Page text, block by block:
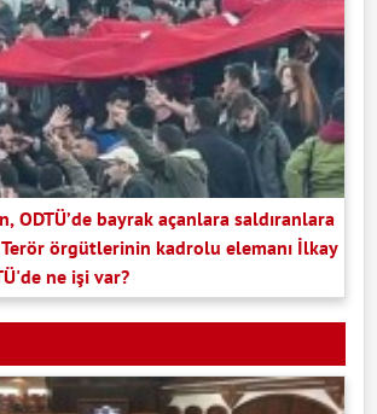
ODTÜ’de bayrak açanlara saldıranlara
örgütlerinin kadrolu elemanı İlkay
ne işi var?